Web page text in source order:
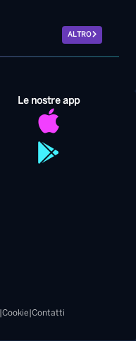
ALTRO
Le nostre app
Cookie Contatti